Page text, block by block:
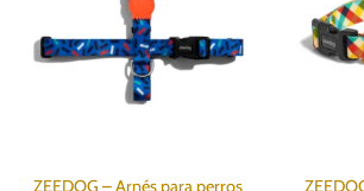
ZEEDOG – Arnés para perros